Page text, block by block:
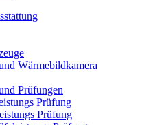
Wärmebildkamera
Prüfungen
Prüfung
Prüfung